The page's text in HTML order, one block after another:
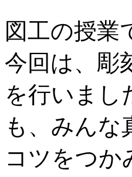
図工の授業
今回は、彫
を行いまし
も、みんな
コツをつか